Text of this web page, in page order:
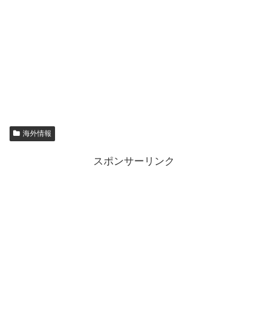
海外情報
スポンサーリンク